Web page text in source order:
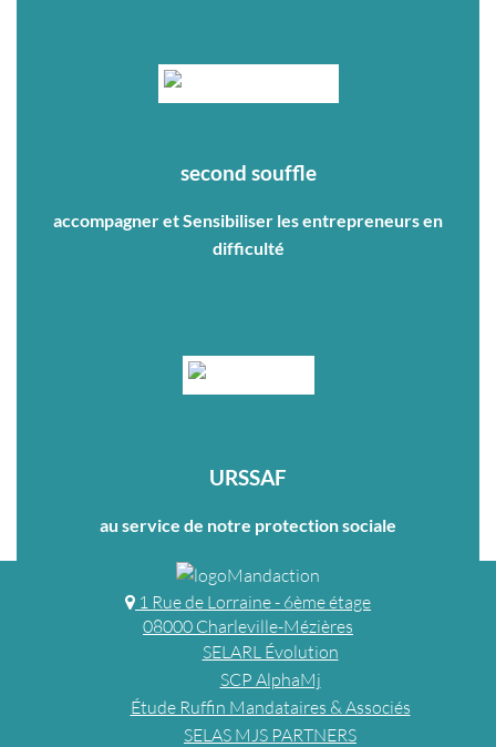
second souffle
accompagner et Sensibiliser les entrepreneurs en
difficulté
URSSAF
au service de notre protection sociale
1 Rue de Lorraine - 6ème étage
08000 Charleville-Mézières
SELARL Évolution
SCP AlphaMj
Étude Ruffin Mandataires & Associés
SELAS MJS PARTNERS